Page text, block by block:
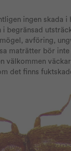
ingen skada i
i begränsad
avföring,
maträtter bör inte
välkommen
det finns